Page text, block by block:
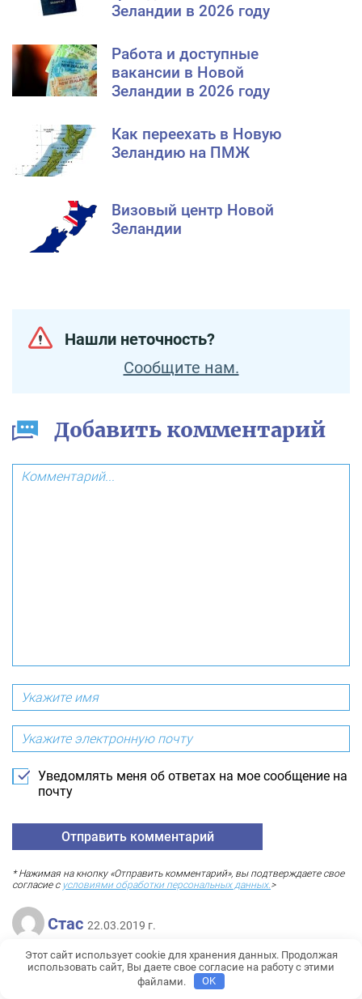
Зеландии в 2026 году
Работа и доступные
вакансии в Новой
Зеландии в 2026 году
Как переехать в Новую
Зеландию на ПМЖ
Визовый центр Новой
Зеландии
Нашли неточность?
Сообщите нам.
Добавить комментарий
Уведомлять меня об ответах на мое сообщение на
почту
* Нажимая на кнопку «Отправить комментарий», вы подтверждаете свое
согласие с условиями обработки персональных данных.>
Стас 22.03.2019 г.
В статье ничего лишнего! Отлично!
Этот сайт использует cookie для хранения данных. Продолжая
использовать сайт, Вы даете свое согласие на работу с этими
файлами.
OK